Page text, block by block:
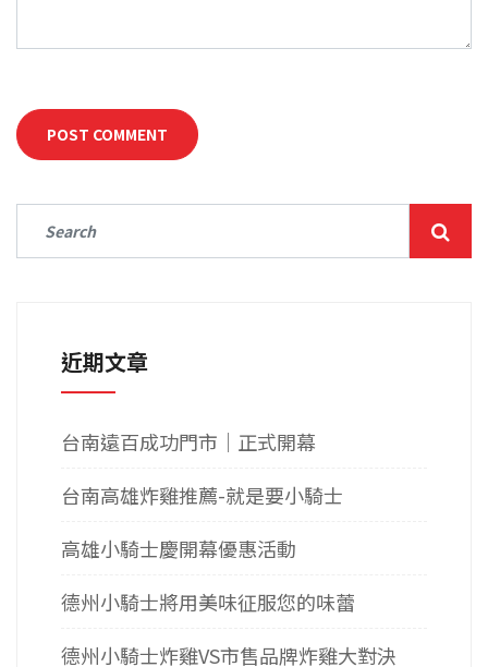
近期文章
台南遠百成功門市｜正式開幕
台南高雄炸雞推薦-就是要小騎士
高雄小騎士慶開幕優惠活動
德州小騎士將用美味征服您的味蕾
德州小騎士炸雞VS市售品牌炸雞大對決